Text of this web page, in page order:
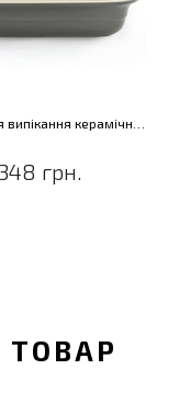
348 грн.
ТОВАР